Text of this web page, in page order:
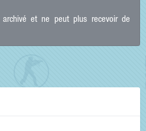
et ne peut plus recevoir de